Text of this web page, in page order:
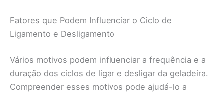
Fatores que Podem Influenciar o Ciclo de
Ligamento e Desligamento
Vários motivos podem influenciar a frequência e a
duração dos ciclos de ligar e desligar da geladeira.
Compreender esses motivos pode ajudá-lo a